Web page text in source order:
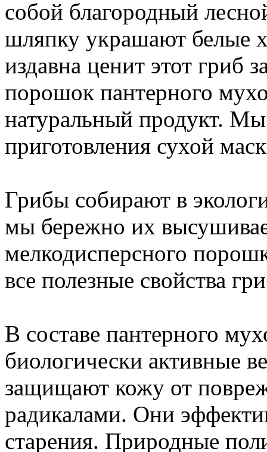
собой благородный
шляпку украшают белые
издавна ценит этот гриб
порошок пантерного
натуральный продукт. Мы
приготовления сухой
Грибы собирают в
мы бережно их
мелкодисперсного
все полезные свойства
В составе пантерного
биологически активные
защищают кожу от
радикалами. Они
старения. Природные